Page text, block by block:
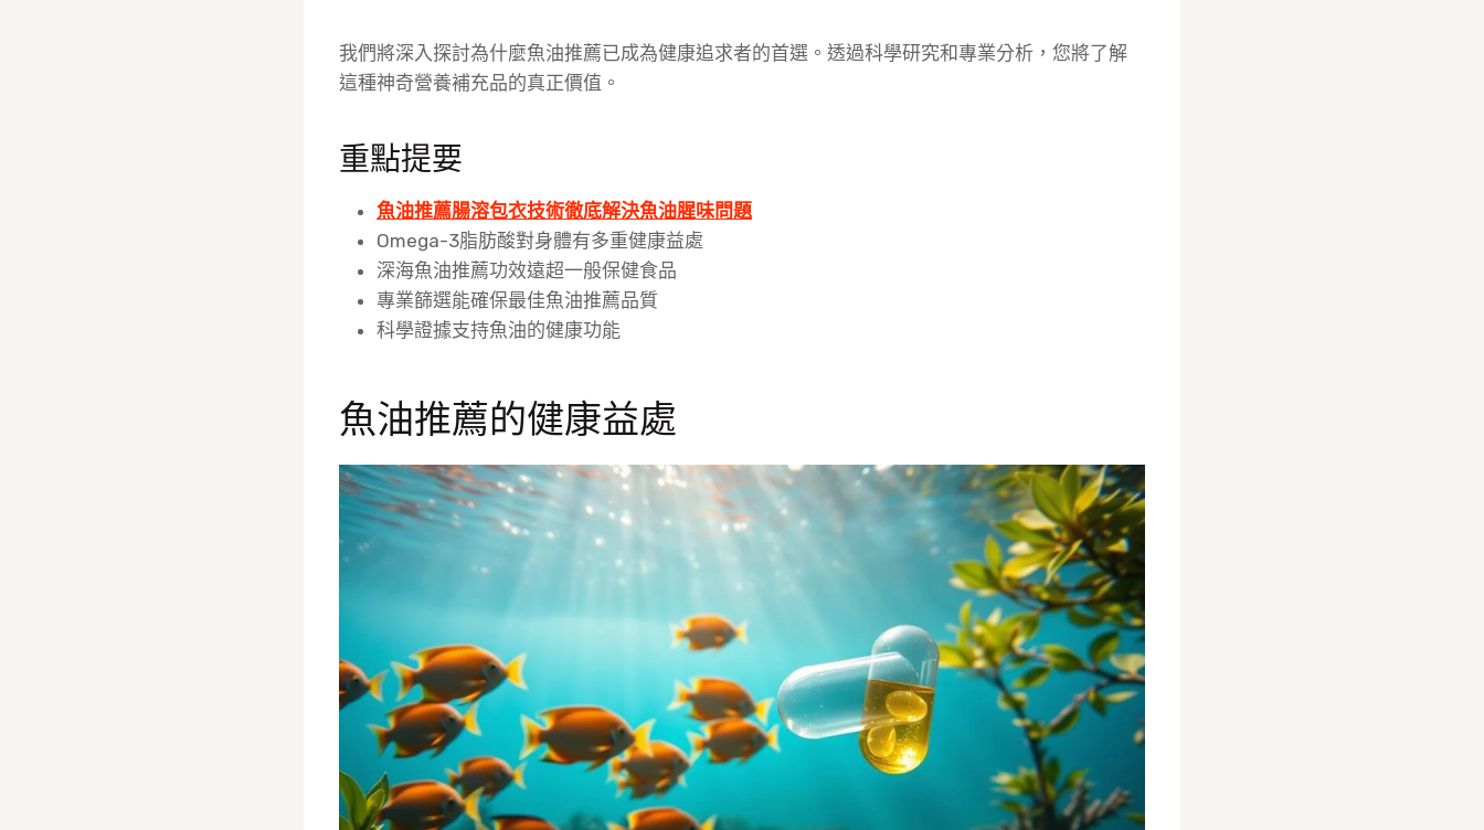
我們將深入探討為什麼魚油推薦已成為健康追求者的首選。透過科學研究和專業分析，您將了解
這種神奇營養補充品的真正價值。
重點提要
魚油推薦腸溶包衣技術徹底解決魚油腥味問題
Omega-3脂肪酸對身體有多重健康益處
深海魚油推薦功效遠超一般保健食品
專業篩選能確保最佳魚油推薦品質
科學證據支持魚油的健康功能
魚油推薦的健康益處